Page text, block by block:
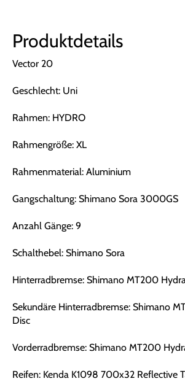
Produktdetails
Vector 20
Geschlecht: Uni
Rahmen: HYDRO
Rahmengröße: XL
Rahmenmaterial: Aluminium
Gangschaltung: Shimano Sora 3000GS
Anzahl Gänge: 9
Schalthebel: Shimano Sora
Hinterradbremse: Shimano MT200
Sekundäre Hinterradbremse: Shimano
Disc
Vorderradbremse: Shimano MT200
Reifen: Kenda K1098 700x32 Reflective